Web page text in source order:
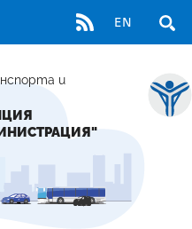
RSS EN
и